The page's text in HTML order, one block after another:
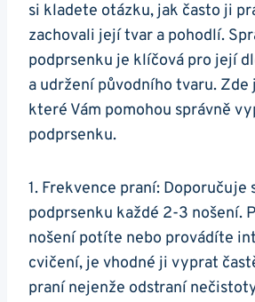
si kladete otázku, jak často ji
zachovali její tvar a pohodlí.
podprsenku je klíčová pro její
a udržení původního tvaru.
které Vám pomohou správně
podprsenku.
1. Frekvence praní: Doporučuje
podprsenku každé 2-3 nošení.
nošení potíte nebo provádíte
cvičení, je vhodné ji vyprat
praní nejenže odstraní